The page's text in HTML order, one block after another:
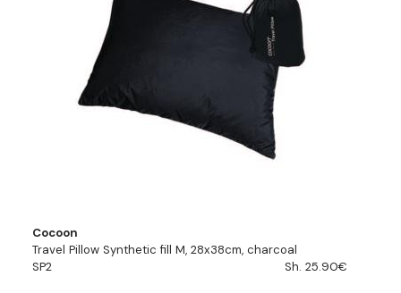
Cocoon
Travel Pillow Synthetic fill M, 28x38cm, charcoal
SP2
Sh. 25.90€